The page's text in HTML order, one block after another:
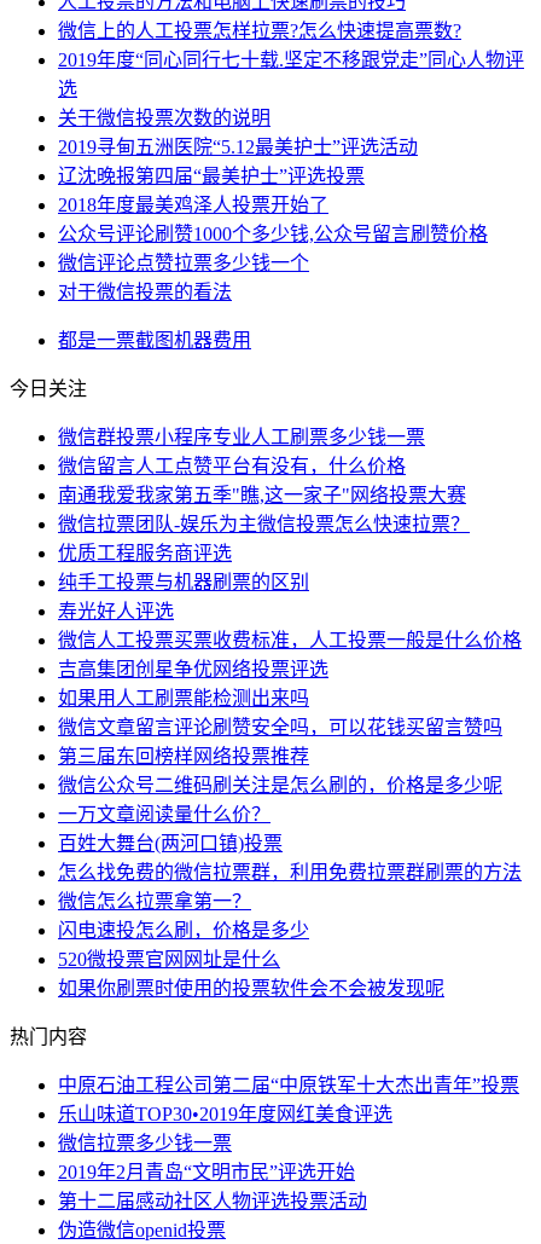
微信上的人工投票怎样拉票?怎么快速提高票数?
2019年度“同心同行七十载.坚定不移跟党走”同心人物评
选
关于微信投票次数的说明
2019寻甸五洲医院“5.12最美护士”评选活动
辽沈晚报第四届“最美护士”评选投票
2018年度最美鸡泽人投票开始了
公众号评论刷赞1000个多少钱,公众号留言刷赞价格
微信评论点赞拉票多少钱一个
对于微信投票的看法
都是一票截图机器费用
今日关注
微信群投票小程序专业人工刷票多少钱一票
微信留言人工点赞平台有没有，什么价格
南通我爱我家第五季"瞧,这一家子"网络投票大赛
微信拉票团队-娱乐为主微信投票怎么快速拉票？
优质工程服务商评选
纯手工投票与机器刷票的区别
寿光好人评选
微信人工投票买票收费标准，人工投票一般是什么价格
吉高集团创星争优网络投票评选
如果用人工刷票能检测出来吗
微信文章留言评论刷赞安全吗，可以花钱买留言赞吗
第三届东回榜样网络投票推荐
微信公众号二维码刷关注是怎么刷的，价格是多少呢
一万文章阅读量什么价？
百姓大舞台(两河口镇)投票
怎么找免费的微信拉票群，利用免费拉票群刷票的方法
微信怎么拉票拿第一？
闪电速投怎么刷，价格是多少
520微投票官网网址是什么
如果你刷票时使用的投票软件会不会被发现呢
热门内容
中原石油工程公司第二届“中原铁军十大杰出青年”投票
乐山味道TOP30•2019年度网红美食评选
微信拉票多少钱一票
2019年2月青岛“文明市民”评选开始
第十二届感动社区人物评选投票活动
伪造微信openid投票